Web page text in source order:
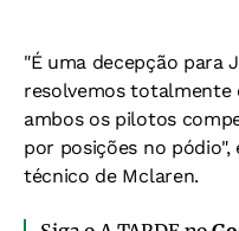
"É uma decepção para
resolvemos totalmente
ambos os pilotos
por posições no
técnico de Mclaren.